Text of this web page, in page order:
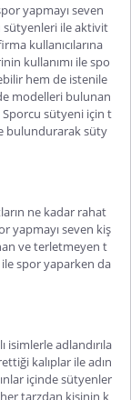
yapmayı seven
sütyenleri ile aktivit
kullanıcılarına
kullanımı ile spo
hem de istenile
modelleri bulunan
sütyeni için t
bulundurarak süty
ne kadar rahat
yapmayı seven kiş
ve terletmeyen t
spor yaparken da
isimlerle adlandırıla
kalıplar ile adın
içinde sütyenler
tarzdan kişinin k